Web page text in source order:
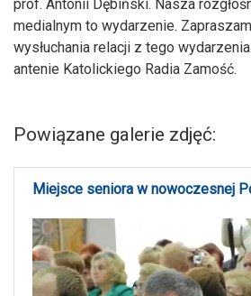
prof. Antonii Dębiński. Nasza
medialnym to wydarzenie.
wysłuchania relacji z tego
antenie Katolickiego Radia Zamość.
Powiązane galerie zdjęć:
Miejsce seniora w nowoczesnej